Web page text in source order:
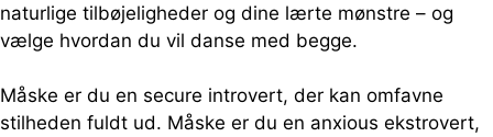
naturlige tilbøjeligheder og dine lærte mønstre – og
vælge hvordan du vil danse med begge.
Måske er du en secure introvert, der kan omfavne
stilheden fuldt ud. Måske er du en anxious ekstrovert,